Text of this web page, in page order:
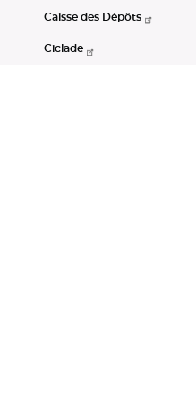
Caisse des Dépôts
Ciclade